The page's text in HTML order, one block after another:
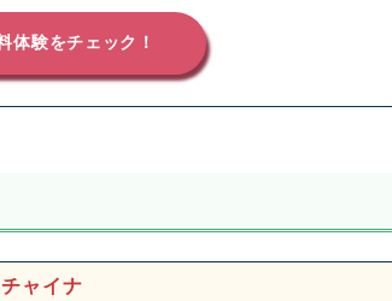
体験をチェック！
ャイナ